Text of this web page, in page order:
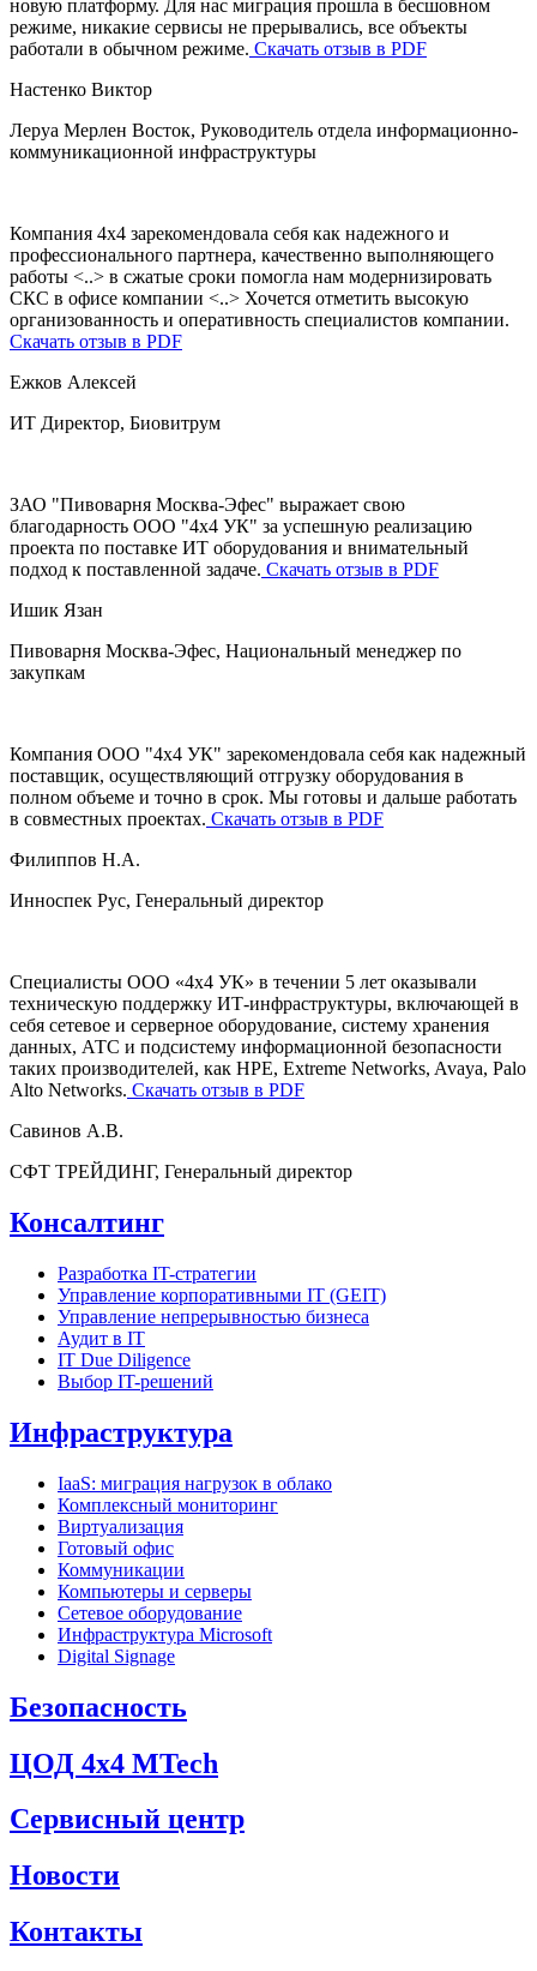
новую платформу. Для нас миграция прошла в бесшовном
режиме, никакие сервисы не прерывались, все объекты
работали в обычном режиме. Скачать отзыв в PDF
Настенко Виктор
Леруа Мерлен Восток, Руководитель отдела информационно-
коммуникационной инфраструктуры
Компания 4х4 зарекомендовала себя как надежного и
профессионального партнера, качественно выполняющего
работы <..> в сжатые сроки помогла нам модернизировать
СКС в офисе компании <..> Хочется отметить высокую
организованность и оперативность специалистов компании.
Скачать отзыв в PDF
Ежков Алексей
ИТ Директор, Биовитрум
ЗАО "Пивоварня Москва-Эфес" выражает свою
благодарность ООО "4х4 УК" за успешную реализацию
проекта по поставке ИТ оборудования и внимательный
подход к поставленной задаче. Скачать отзыв в PDF
Ишик Язан
Пивоварня Москва-Эфес, Национальный менеджер по
закупкам
Компания ООО "4х4 УК" зарекомендовала себя как надежный
поставщик, осуществляющий отгрузку оборудования в
полном объеме и точно в срок. Мы готовы и дальше работать
в совместных проектах. Скачать отзыв в PDF
Филиппов Н.А.
Инноспек Руc, Генеральный директор
Специалисты ООО «4х4 УК» в течении 5 лет оказывали
техническую поддержку ИТ-инфраструктуры, включающей в
себя сетевое и серверное оборудование, систему хранения
данных, АТС и подсистему информационной безопасности
таких производителей, как HPE, Extreme Networks, Avaya, Palo
Alto Networks. Скачать отзыв в PDF
Савинов А.В.
СФТ ТРЕЙДИНГ, Генеральный директор
Консалтинг
Разработка IT-стратегии
Управление корпоративными IT (GEIT)
Управление непрерывностью бизнеса
Аудит в IT
IT Due Diligence
Выбор IT-решений
Инфраструктура​
IaaS: миграция нагрузок в облако
Комплексный мониторинг
Виртуализация
Готовый офис
Коммуникации
Компьютеры и серверы
Сетевое оборудование
Инфраструктура Microsoft
Digital Signage
Безопасность
ЦОД 4х4 MTech
Сервисный центр
Новости
Контакты